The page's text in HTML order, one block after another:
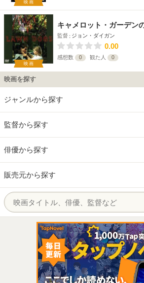
映画
映画
キャメロット・ガーデン
監督 ジョン・ダイガン
0.00
感想数 0 観た人 0
映画を探す
ジャンルから探す
監督から探す
俳優から探す
販売元から探す